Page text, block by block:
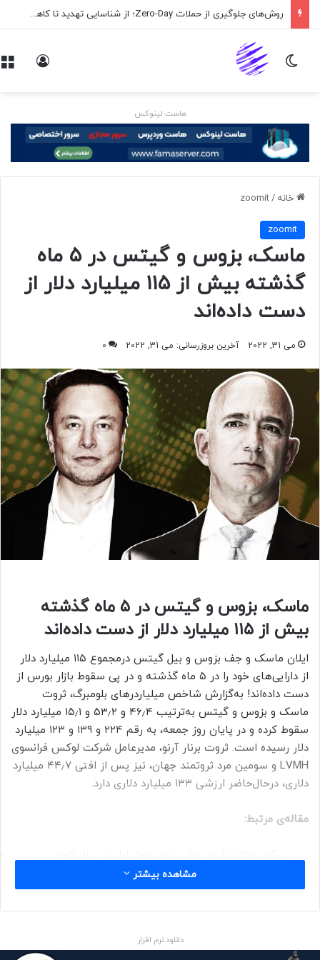
روش‌های جلوگیری از حملات Zero-Day؛ از شناسایی تهدید تا کاهش ریسک
تغییر پوسته
هاست لینوکس
خانه /
zoomit
zoomit
ماسک، بزوس و گیتس در ۵ ماه
گذشته بیش از ۱۱۵ میلیارد دلار از
دست داده‌اند
می 31, 2022 آخرین بروزرسانی: می 31, 2022 0
ماسک، بزوس و گیتس در ۵ ماه گذشته
بیش از ۱۱۵ میلیارد دلار از دست داده‌اند
ایلان ماسک و جف بزوس و بیل گیتس درمجموع ۱۱۵ میلیارد دلار
از دارایی‌های خود را در ۵ ماه گذشته و در پی سقوط بازار بورس از
دست داده‌اند! به‌گزارش شاخص میلیاردرهای بلومبرگ، ثروت
ماسک و بزوس و گیتس به‌ترتیب ۴۶٫۴ و ۵۳٫۲ و ۱۵٫۱ میلیارد دلار
سقوط کرده و در پایان روز جمعه، به رقم ۲۲۴ و ۱۳۹ و ۱۲۳ میلیارد
دلار رسیده است. ثروت برنار آرنو، مدیرعامل شرکت لوکس فرانسوی
LVMH و سومین مرد ثروتمند جهان، نیز پس از افتی ۴۴٫۷ میلیارد
دلاری، درحال‌حاضر ارزشی ۱۳۳ میلیارد دلاری دارد.
مقاله‌ی مرتبط:
عموم ثروت ماسک و بزوس به سهام دو شرکت تسلا و آمازون
گیتس به‌عنوان هم‌بنیان‌گذار، عموماً به شرکت مایکروسافت
مشاهده بیشتر
دانلود نرم افزار